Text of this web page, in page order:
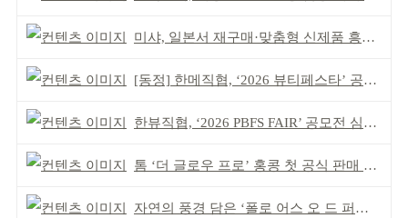
미샤, 일본서 재구매·맞춤형 신제품 흥행 ‘쌍끌이’
[동정] 한메직협, ‘2026 뷰티페스타’ 공동 주최
한뷰직협, ‘2026 PBFS FAIR’ 공모전 심사 성료
톰 ‘더 글로우 프로’ 홍콩 첫 공식 판매 완판
자연의 풍경 담은 ‘폴로 어스 오 드 퍼퓸’ 4종 출시